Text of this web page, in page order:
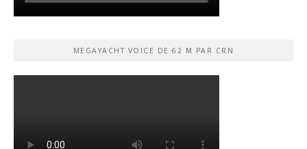
MEGAYACHT VOICE DE 62 M PAR CRN